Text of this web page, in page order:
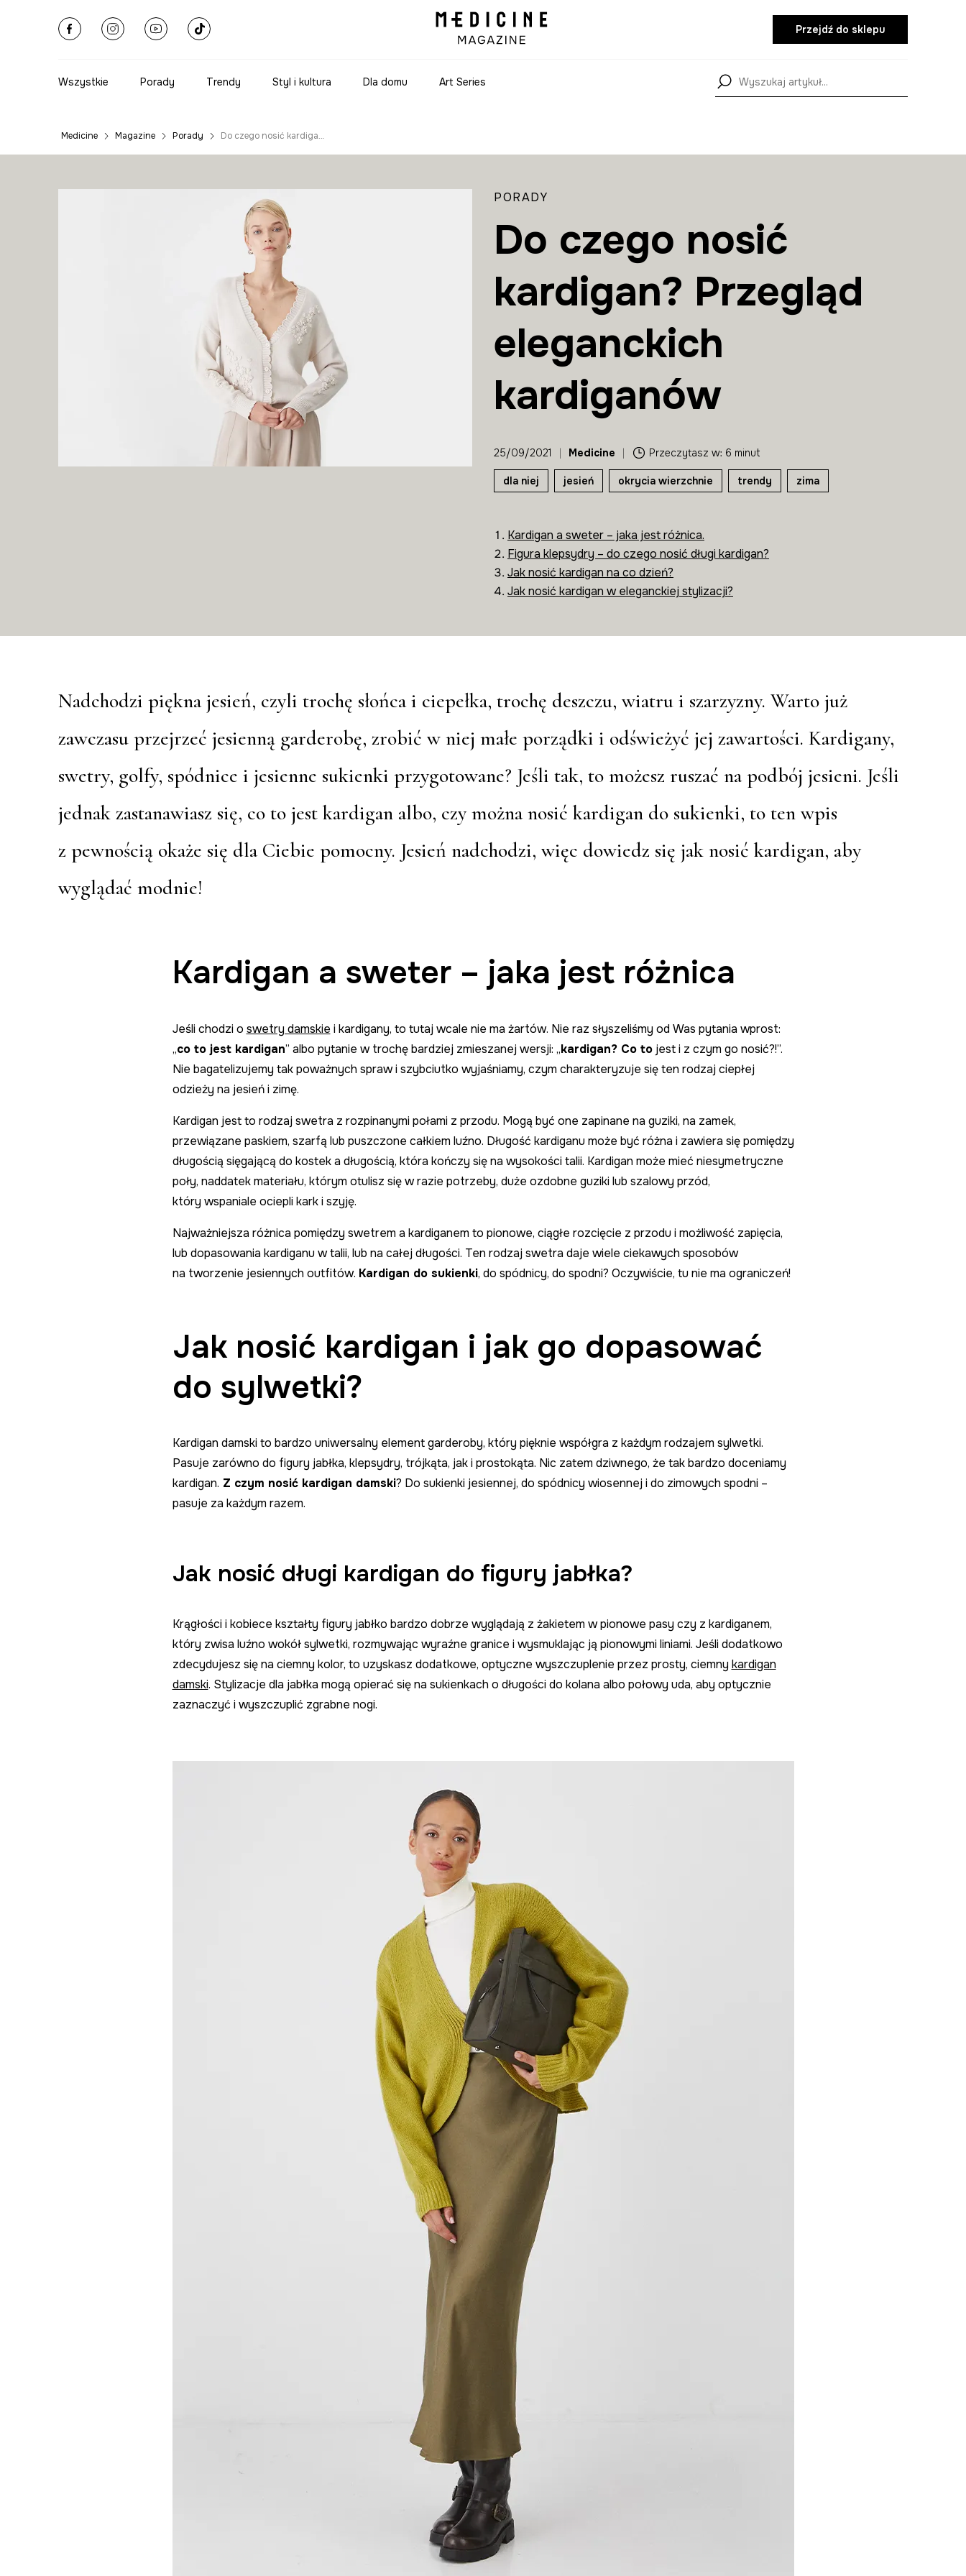
Przejdź do sklepu
Wszystkie Porady Trendy Styl i kultura Dla domu Art Series
Medicine Magazine Porady
Do czego nosić kardigan?
PORADY
Do czego nosić
kardigan? Przegląd
eleganckich
kardiganów
25/09/2021 | Medicine | Przeczytasz w: 6 minut
dla niej jesień okrycia wierzchnie trendy zima
Kardigan a sweter – jaka jest różnica.
Figura klepsydry – do czego nosić długi kardigan?
Jak nosić kardigan na co dzień?
Jak nosić kardigan w eleganckiej stylizacji?
Nadchodzi piękna jesień, czyli trochę słońca i ciepełka, trochę deszczu, wiatru i szarzyzny. Warto już
zawczasu przejrzeć jesienną garderobę, zrobić w niej małe porządki i odświeżyć jej zawartości. Kardigany,
swetry, golfy, spódnice i jesienne sukienki przygotowane? Jeśli tak, to możesz ruszać na podbój jesieni. Jeśli
jednak zastanawiasz się, co to jest kardigan albo, czy można nosić kardigan do sukienki, to ten wpis
z pewnością okaże się dla Ciebie pomocny. Jesień nadchodzi, więc dowiedz się jak nosić kardigan, aby
wyglądać modnie!
Kardigan a sweter – jaka jest różnica
Jeśli chodzi o swetry damskie i kardigany, to tutaj wcale nie ma żartów. Nie raz słyszeliśmy od Was pytania wprost:
„co to jest kardigan” albo pytanie w trochę bardziej zmieszanej wersji: „kardigan? Co tojest i z czym go nosić?!”.
Nie bagatelizujemy tak poważnych spraw i szybciutko wyjaśniamy, czym charakteryzuje się ten rodzaj ciepłej
odzieży na jesień i zimę.
Kardigan jest to rodzaj swetra z rozpinanymi połami z przodu. Mogą być one zapinane na guziki, na zamek,
przewiązane paskiem, szarfą lub puszczone całkiem luźno. Długość kardiganu może być różna i zawiera się pomiędzy
długością sięgającą do kostek a długością, która kończy się na wysokości talii. Kardigan może mieć niesymetryczne
poły, naddatek materiału, którym otulisz się w razie potrzeby, duże ozdobne guziki lub szalowy przód,
który wspaniale ociepli kark i szyję.
Najważniejsza różnica pomiędzy swetrem a kardiganem to pionowe, ciągłe rozcięcie z przodu i możliwość zapięcia,
lub dopasowania kardiganu w talii, lub na całej długości. Ten rodzaj swetra daje wiele ciekawych sposobów
na tworzenie jesiennych outfitów. Kardigan do sukienki, do spódnicy, do spodni? Oczywiście, tu nie ma ograniczeń!
Jak nosić kardigan i jak go dopasować
do sylwetki?
Kardigan damski to bardzo uniwersalny element garderoby, który pięknie współgra z każdym rodzajem sylwetki.
Pasuje zarówno do figury jabłka, klepsydry, trójkąta, jak i prostokąta. Nic zatem dziwnego, że tak bardzo doceniamy
kardigan. Z czym nosić kardigan damski? Do sukienki jesiennej, do spódnicy wiosennej i do zimowych spodni –
pasuje za każdym razem.
Jak nosić długi kardigan do figury jabłka?
Krągłości i kobiece kształty figury jabłko bardzo dobrze wyglądają z żakietem w pionowe pasy czy z kardiganem,
który zwisa luźno wokół sylwetki, rozmywając wyraźne granice i wysmuklając ją pionowymi liniami. Jeśli dodatkowo
zdecydujesz się na ciemny kolor, to uzyskasz dodatkowe, optyczne wyszczuplenie przez prosty, ciemny kardigan
damski. Stylizacje dla jabłka mogą opierać się na sukienkach o długości do kolana albo połowy uda, aby optycznie
zaznaczyć i wyszczuplić zgrabne nogi.